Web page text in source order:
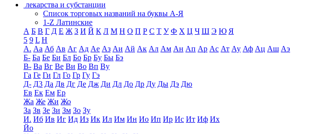
лекарства и субстанции
Список торговых названий на буквы А-Я
1-Z Латинские
А Б В Г Д Е Ж З И Й К Л М Н О П Р С Т У Ф Х Ц Ч Ш Э Ю Я
5 9 L H
А. Аа Аб Ав Аг Ад Ае Аз Аи Ай Ак Ал Ам Ан Ап Ар Ас Ат Ау Аф Ац Аш Аэ
Б- Ба Бе Би Бл Бо Бр Бу Бы Бэ
В- Ва Вг Ве Ви Во Вп Ву
Га Ге Ги Гл Го Гр Гу Гэ
Д- Д3 Да Дв Дг Де Дж Ди Дл До Др Ду Ды Дэ Дю
Ев Ек Ем Ер
Жа Же Жи Жо
За Зв Зе Зи Зм Зо Зу
И. Иб Ив Иг Ид Из Ик Ил Им Ин Ио Ип Ир Ис Ит Иф Их
Йо